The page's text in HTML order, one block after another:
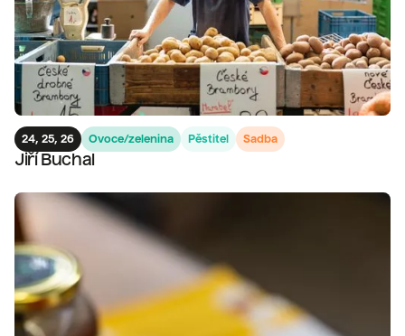
24, 25, 26 Ovoce/zelenina Pěstitel Sadba
Jiří Buchal